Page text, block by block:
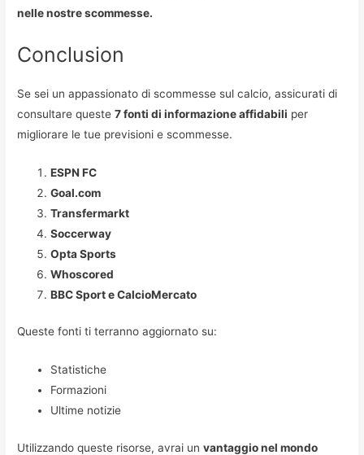
nelle nostre scommesse.
Conclusion
Se sei un appassionato di scommesse sul calcio, assicurati di
consultare queste7 fonti di informazione affidabili per
migliorare le tue previsioni e scommesse.
ESPN FC
Goal.com
Transfermarkt
Soccerway
Opta Sports
Whoscored
BBC Sport e CalcioMercato
Queste fonti ti terranno aggiornato su:
Statistiche
Formazioni
Ultime notizie
Utilizzando queste risorse, avrai unvantaggio nel mondo